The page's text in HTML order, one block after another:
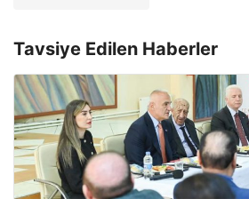
Tavsiye Edilen Haberler